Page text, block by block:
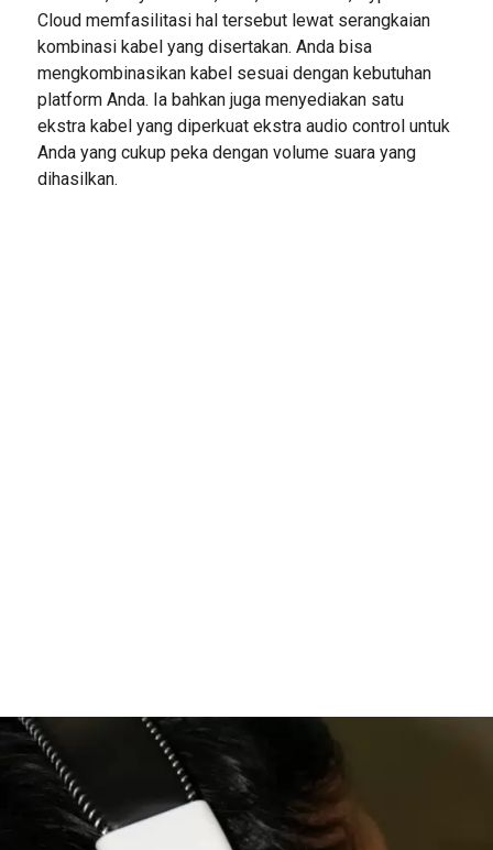
Cloud memfasilitasi hal tersebut lewat serangkaian
kombinasi kabel yang disertakan. Anda bisa
mengkombinasikan kabel sesuai dengan kebutuhan
platform Anda. Ia bahkan juga menyediakan satu
ekstra kabel yang diperkuat ekstra audio control untuk
Anda yang cukup peka dengan volume suara yang
dihasilkan.